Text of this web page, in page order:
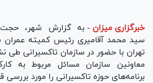
خبرگزاری میزان - به گزارش شهر،
سید محمد آقامیری رئیس کمیته عمران
تهران با حضور در سازمان تاکسیرانی طی
معاونین سازمان مسائل مربوط به
برنامه‌های حوزه تاکسیرانی را مورد بررسی